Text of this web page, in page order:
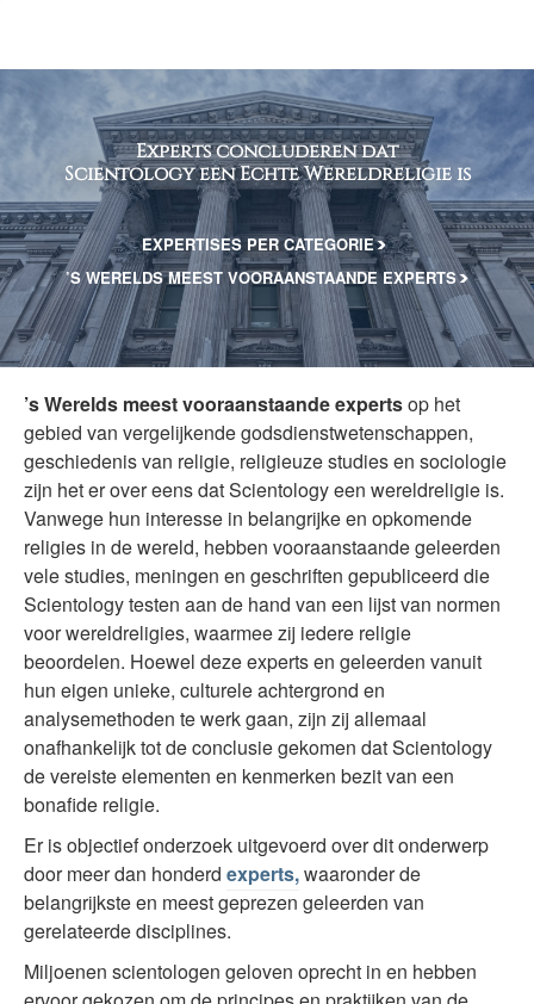
Experts concluderen dat
Scientology een Echte Wereldreligie is
EXPERTISES PER CATEGORIE
’S WERELDS MEEST VOORAANSTAANDE EXPERTS
’s Werelds meest vooraanstaande expertsop het
gebied van vergelijkende godsdienstwetenschappen,
geschiedenis van religie, religieuze studies en sociologie
zijn het er over eens dat Scientology een wereldreligie is.
Vanwege hun interesse in belangrijke en opkomende
religies in de wereld, hebben vooraanstaande geleerden
vele studies, meningen en geschriften gepubliceerd die
Scientology testen aan de hand van een lijst van normen
voor wereldreligies, waarmee zij iedere religie
beoordelen. Hoewel deze experts en geleerden vanuit
hun eigen unieke, culturele achtergrond en
analysemethoden te werk gaan, zijn zij allemaal
onafhankelijk tot de conclusie gekomen dat Scientology
de vereiste elementen en kenmerken bezit van een
bonafide religie.
Er is objectief onderzoek uitgevoerd over dit onderwerp
door meer dan honderd experts,waaronder de
belangrijkste en meest geprezen geleerden van
gerelateerde disciplines.
Miljoenen scientologen geloven oprecht in en hebben